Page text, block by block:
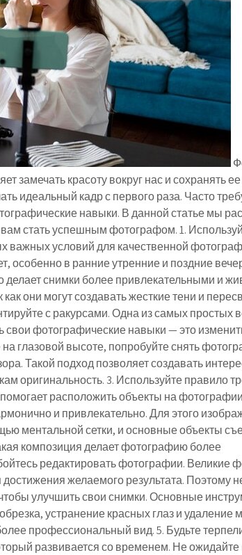
замечать красоту вокруг нас и сохранять
идеальный кадр с первого раза. Часто
навыки. В данной статье мы
стать успешным фотографом. 1.
важных условий для качественной
особенно в ранние утренние и поздние
делает снимки более привлекательными и
они могут создавать жесткие тени и
с ракурсами. Одна из самых простых
фотографические навыки — это
глазовой высоте, попробуйте снять
Такой подход позволяет создавать
оригинальность. 3. Используйте правило
расположить объекты на
и привлекательно. Для этого
ментальной сетки, и основные объекты
композиция делает фотографию более
редактировать фотографии. Великие
желаемого результата. Поэтому
улучшить свои снимки. Основные
устранение красных глаз и удаление
профессиональный вид. 5. Будьте
развивается со временем. Не